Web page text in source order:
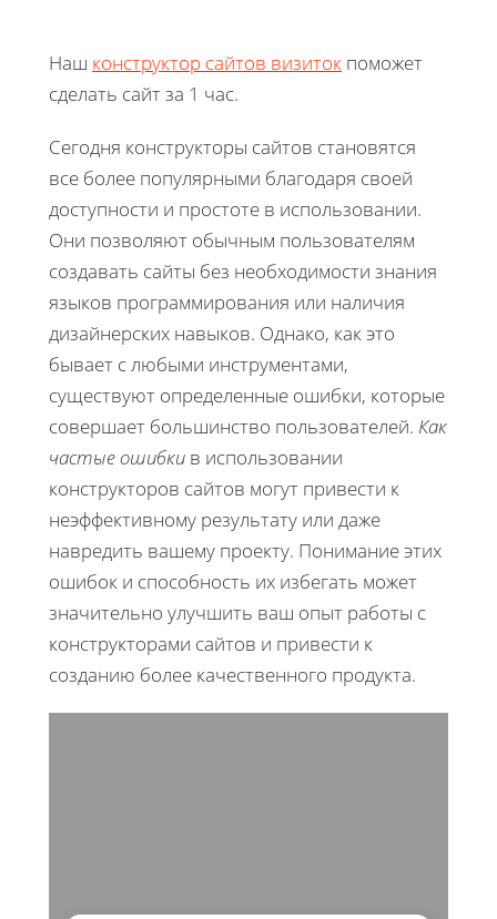
Наш конструктор сайтов визиток поможет
сделать сайт за 1 час.
Сегодня конструкторы сайтов становятся
все более популярными благодаря своей
доступности и простоте в использовании.
Они позволяют обычным пользователям
создавать сайты без необходимости знания
языков программирования или наличия
дизайнерских навыков. Однако, как это
бывает с любыми инструментами,
существуют определенные ошибки, которые
совершает большинство пользователей. Как
частые ошибки в использовании
конструкторов сайтов могут привести к
неэффективному результату или даже
навредить вашему проекту. Понимание этих
ошибок и способность их избегать может
значительно улучшить ваш опыт работы с
конструкторами сайтов и привести к
созданию более качественного продукта.